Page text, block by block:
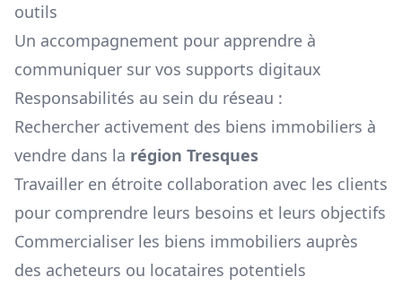
outils
Un accompagnement pour apprendre à
communiquer sur vos supports digitaux
Responsabilités au sein du réseau :
Rechercher activement des biens immobiliers à
vendre dans la région Tresques
Travailler en étroite collaboration avec les clients
pour comprendre leurs besoins et leurs objectifs
Commercialiser les biens immobiliers auprès
des acheteurs ou locataires potentiels